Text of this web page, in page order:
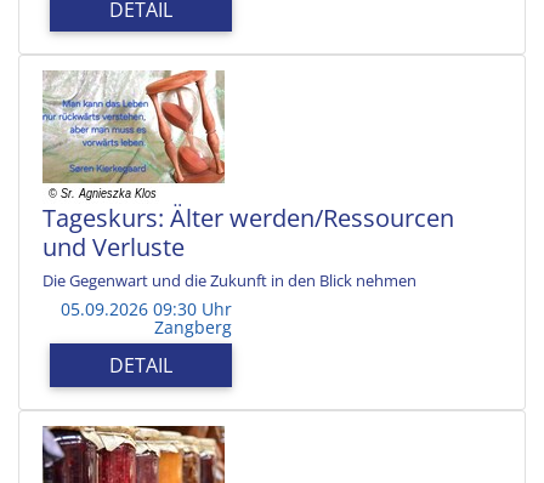
DETAIL
Tageskurs: Älter werden/Ressourcen
und Verluste
Die Gegenwart und die Zukunft in den Blick nehmen
05.09.2026 09:30 Uhr
Zangberg
DETAIL